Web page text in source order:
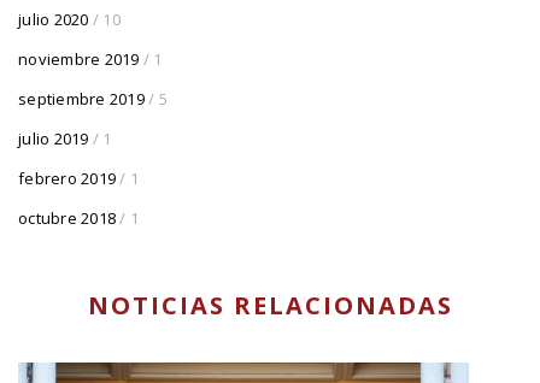
julio 2020 / 10
noviembre 2019 / 1
septiembre 2019/ 5
julio 2019 / 1
febrero 2019/ 1
octubre 2018/ 1
NOTICIAS RELACIONADAS